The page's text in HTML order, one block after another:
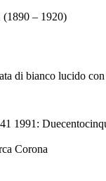
– 1920)
di bianco lucido
1991:
Corona